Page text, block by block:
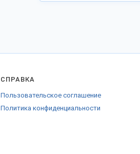
СПРАВКА
Пользовательское соглашение
Политика конфиденциальности